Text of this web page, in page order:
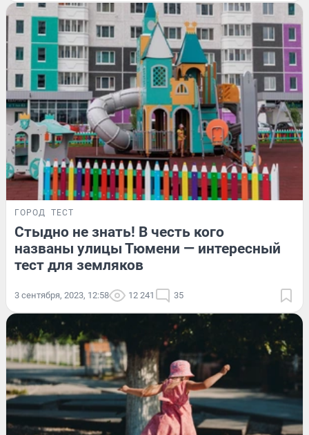
ГОРОД ТЕСТ
Стыдно не знать! В честь кого
названы улицы Тюмени — интересный
тест для земляков
3 сентября, 2023, 12:58 12 241 35